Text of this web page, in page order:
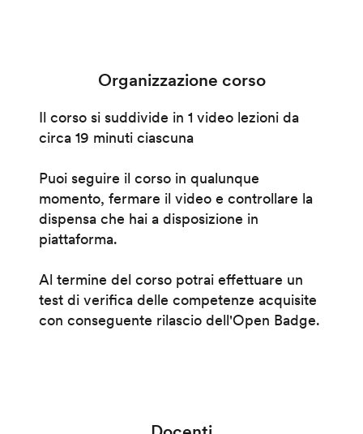
Organizzazione corso
Il corso si suddivide in 1 video lezioni da
circa 19 minuti ciascuna
Puoi seguire il corso in qualunque
momento, fermare il video e controllare la
dispensa che hai a disposizione in
piattaforma.
Al termine del corso potrai effettuare un
test di verifica delle competenze acquisite
con conseguente rilascio dell'Open Badge.